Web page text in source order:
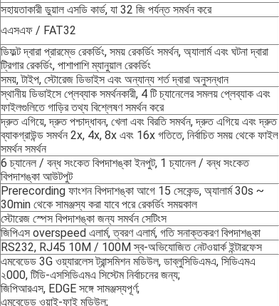
সহায়তাকারী ডুয়াল এসডি কার্ড, যা 32 জি পর্যন্ত সমর্থন করে
এএসএফ / FAT32
ডিফল্ট দ্বারা প্রারম্ভে রেকর্ডিং, সময় রেকর্ডিং সমর্থন, অ্যালার্ম এবং ঘটনা দ্বারা
ট্রিগার রেকর্ডিং, পাশাপাশি ম্যানুয়াল রেকর্ডিং
সময়, টাইপ, স্টোরেজ ডিভাইস এবং অন্যান্য শর্ত দ্বারা অনুসন্ধান
স্থানীয় ডিভাইসে প্লেব্যাক সমর্থনকারী, 4 টি চ্যানেলের সমলয় প্লেব্যাক এবং
ফাইলগুলিতে গাড়ির তথ্য বিশ্লেষণ সমর্থন করে
দ্রুত এগিয়ে, দ্রুত পশ্চাদ্ধাবন, খেলা এবং বিরতি সমর্থন, দ্রুত এগিয়ে এবং দ্রুত
ব্যাকগ্রাউন্ড সমর্থন 2x, 4x, 8x এবং 16x গতিতে, নির্বাচিত সময় থেকে ফাইল
সমর্থন সমর্থন
6 চ্যানেল / বন্ধ সংকেত বিপদাশঙ্কা ইনপুট, 1 চ্যানেল / বন্ধ সংকেত
বিপদাশঙ্কা আউটপুট
Prerecording ফাংশন বিপদাশঙ্কা আগে 15 সেকেন্ড, অ্যালার্ম 30s ~
30min থেকে সামঞ্জস্য করা যাবে পরে রেকর্ডিং সময়কাল
স্টোরেজ স্পেস বিপদাশঙ্কা জন্য সমর্থন সেটিংস
জিপিএস overspeed এলার্ম, ত্বরণ এলার্ম, গতি সনাক্তকরণ বিপদাশঙ্কা
RS232, RJ45 10M / 100M স্ব-অভিযোজিত নেটওয়ার্ক ইন্টারফেস
এমবেডেড 3G ওয়্যারলেস ট্রান্সমিশন মডিউল, ডাব্লুসিডিএমএ, সিডিএমএ
২000, টিডি-এসসিডিএমএ সিস্টেম নির্বাচনের জন্য;
জিপিআরএস, EDGE সঙ্গে সামঞ্জস্যপূর্ণ;
এমবেডেড ওয়াই-ফাই মডিউল;